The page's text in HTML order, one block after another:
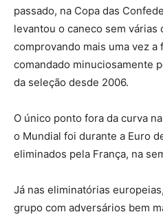
passado, na Copa das
levantou o caneco sem várias
comprovando mais uma vez a
comandado minuciosamente
da seleção desde 2006.
O único ponto fora da curva
o Mundial foi durante a Euro
eliminados pela França, na
Já nas eliminatórias
grupo com adversários bem